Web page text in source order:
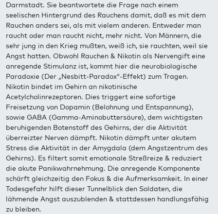
Darmstadt. Sie beantwortete die Frage nach einem
seelischen Hintergrund des Rauchens damit, daß es mit dem
Rauchen anders sei, als mit vielem anderen. Entweder man
raucht oder man raucht nicht, mehr nicht. Von Männern, die
sehr jung in den Krieg mußten, weiß ich, sie rauchten, weil sie
Angst hatten. Obwohl Rauchen & Nikotin als Nervengift eine
anregende Stimulanz ist, kommt hier die neurobiologische
Paradoxie (Der „Nesbitt-Paradox“-Effekt) zum Tragen.
Nikotin bindet im Gehirn an nikotinische
Acetylcholinrezeptoren. Dies triggert eine sofortige
Freisetzung von Dopamin (Belohnung und Entspannung),
sowie GABA (Gamma-Aminobuttersäure), dem wichtigsten
beruhigenden Botenstoff des Gehirns, der die Aktivität
überreizter Nerven dämpft. Nikotin dämpft unter akutem
Stress die Aktivität in der Amygdala (dem Angstzentrum des
Gehirns). Es filtert somit emotionale Streßreize & reduziert
die akute Panikwahrnehmung. Die anregende Komponente
schärft gleichzeitig den Fokus & die Aufmerksamkeit. In einer
Todesgefahr hilft dieser Tunnelblick den Soldaten, die
lähmende Angst auszublenden & stattdessen handlungsfähig
zu bleiben.